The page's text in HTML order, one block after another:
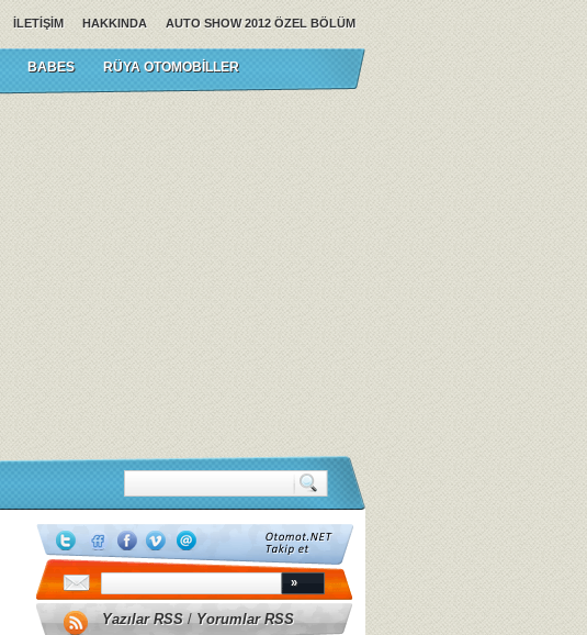
AUTO SHOW 2012 ÖZEL BÖLÜM
HAKKINDA
İLETIŞIM
BABES RÜYA OTOMOBILLER
Yazılar RSS/Yorumlar RSS